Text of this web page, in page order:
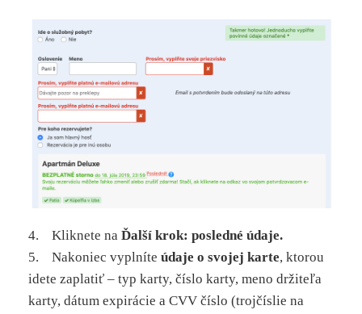
4. Kliknete naĎalší krok: posledné údaje.
5. Nakoniec vyplníteúdaje o svojej karte, ktorou
idete zaplatiť – typ karty, číslo karty, meno držiteľa
karty, dátum expirácie a CVV číslo (trojčíslie na